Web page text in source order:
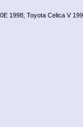
1998; Toyota Celica V